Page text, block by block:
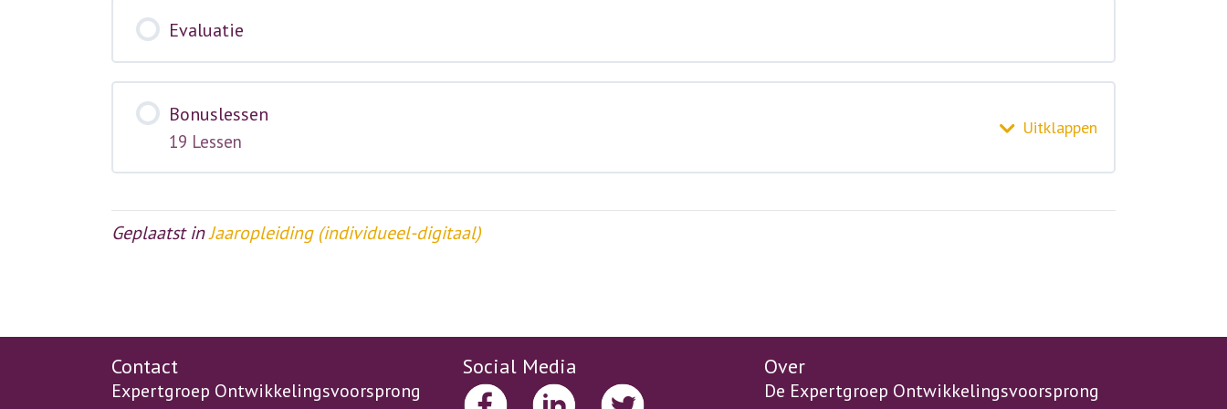
Evaluatie
Bonuslessen
19 Lessen
Uitklappen
Bonuslessen
Geplaatst inJaaropleiding (individueel-digitaal)
Contact
Expertgroep Ontwikkelingsvoorsprong
Social Media Over
De Expertgroep Ontwikkelingsvoorsprong